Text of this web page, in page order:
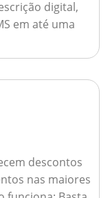
digital,
em até uma
descontos
nas maiores